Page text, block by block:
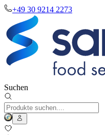
+49 30 9214 2273
Suchen